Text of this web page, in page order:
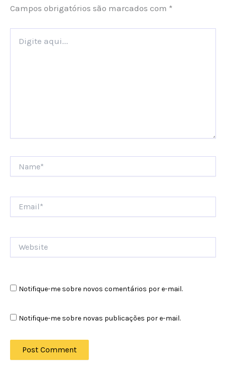
Campos obrigatórios são marcados com *
aqui...
Notifique-me sobre novos comentários por e-mail.
Notifique-me sobre novas publicações por e-mail.